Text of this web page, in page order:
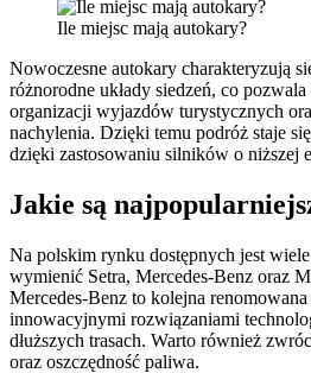
Ile miejsc mają autokary?
Nowoczesne autokary charakteryzują
różnorodne układy siedzeń, co
organizacji wyjazdów turystycznych
nachylenia. Dzięki temu podróż staje
dzięki zastosowaniu silników o niższej
Jakie są
Na polskim rynku dostępnych jest
wymienić Setra, Mercedes-Benz oraz
Mercedes-Benz to kolejna
innowacyjnymi rozwiązaniami
dłuższych trasach. Warto również
oraz oszczędność paliwa.